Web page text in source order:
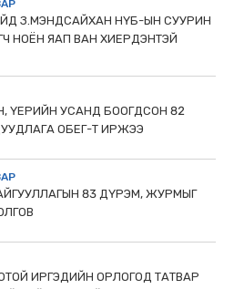
З.МЭНДСАЙХАН НҮБ-ЫН СУУРИН
НОЁН ЯАП ВАН ХИЕРДЭНТЭЙ
ҮЕРИЙН УСАНД БООГДСОН 82
ОБЕГ-Т ИРЖЭЭ
83 ДҮРЭМ, ЖУРМЫГ
ИРГЭДИЙН ОРЛОГОД ТАТВАР